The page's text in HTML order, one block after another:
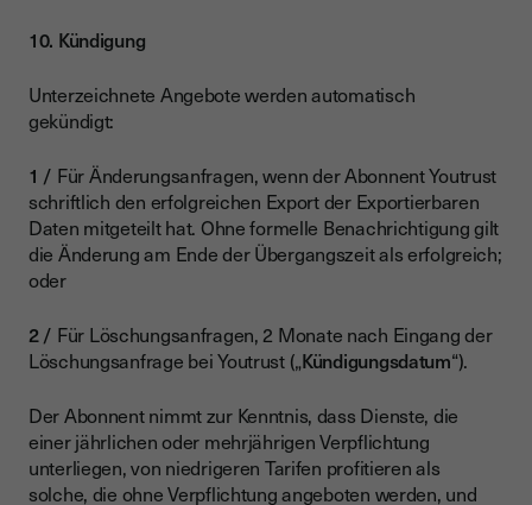
10. Kündigung
Unterzeichnete Angebote werden automatisch
gekündigt:
Für Änderungsanfragen, wenn der Abonnent Youtrust
schriftlich den erfolgreichen Export der Exportierbaren
Daten mitgeteilt hat. Ohne formelle Benachrichtigung gilt
die Änderung am Ende der Übergangszeit als erfolgreich;
oder
Für Löschungsanfragen, 2 Monate nach Eingang der
Löschungsanfrage bei Youtrust („Kündigungsdatum“).
Der Abonnent nimmt zur Kenntnis, dass Dienste, die
einer jährlichen oder mehrjährigen Verpflichtung
unterliegen, von niedrigeren Tarifen profitieren als
solche, die ohne Verpflichtung angeboten werden, und